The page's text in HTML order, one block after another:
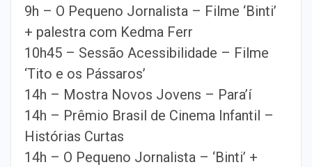
9h – O Pequeno Jornalista – Filme ‘Binti’
+ palestra com Kedma Ferr
10h45 – Sessão Acessibilidade – Filme
‘Tito e os Pássaros’
14h – Mostra Novos Jovens – Para’í
14h – Prêmio Brasil de Cinema Infantil –
Histórias Curtas
14h – O Pequeno Jornalista – ‘Binti’ +